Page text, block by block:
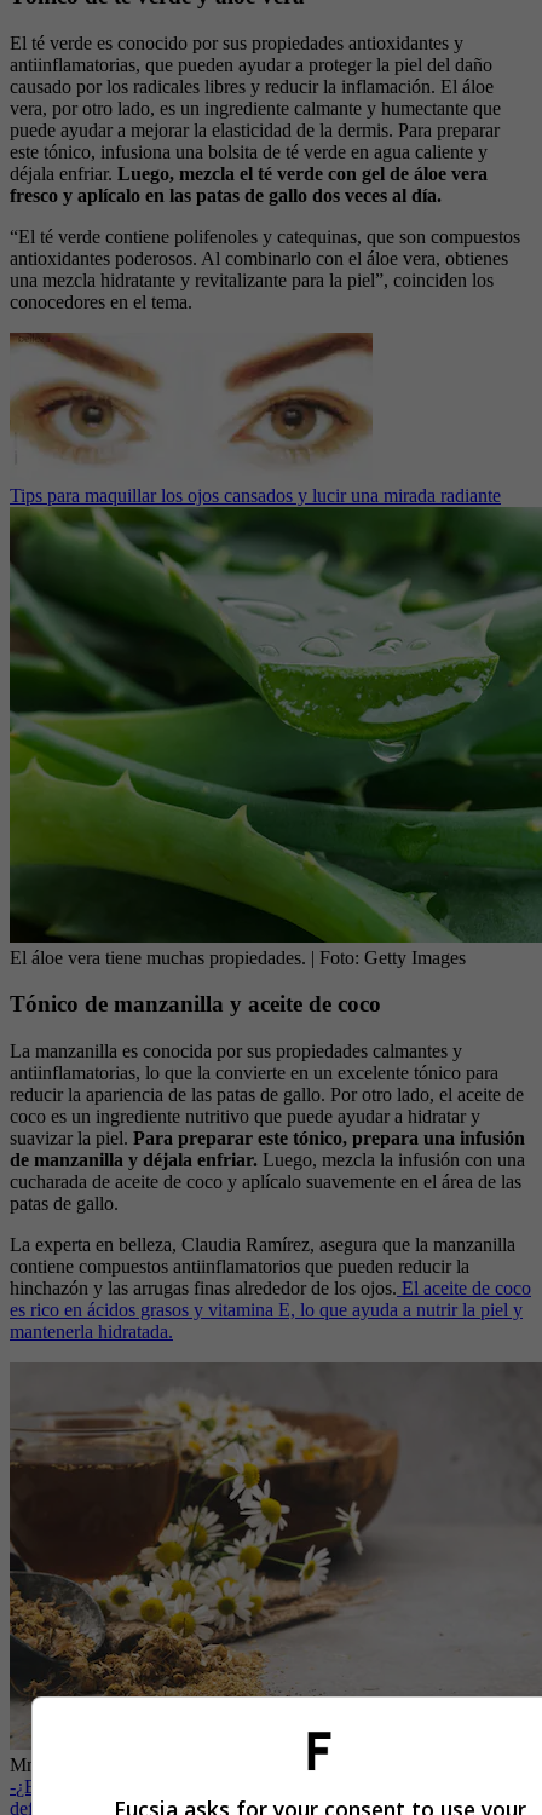
El té verde es conocido por sus propiedades antioxidantes y
antiinflamatorias, que pueden ayudar a proteger la piel del daño
causado por los radicales libres y reducir la inflamación. El áloe
vera, por otro lado, es un ingrediente calmante y humectante que
puede ayudar a mejorar la elasticidad de la dermis. Para preparar
este tónico, infusiona una bolsita de té verde en agua caliente y
déjala enfriar. Luego, mezcla el té verde con gel de áloe vera
fresco y aplícalo en las patas de gallo dos veces al día.
“El té verde contiene polifenoles y catequinas, que son compuestos
antioxidantes poderosos. Al combinarlo con el áloe vera, obtienes
una mezcla hidratante y revitalizante para la piel”, coinciden los
conocedores en el tema.
Tips para maquillar los ojos cansados y lucir una mirada radiante
El áloe vera tiene muchas propiedades. | Foto: Getty Images
Tónico de manzanilla y aceite de coco
La manzanilla es conocida por sus propiedades calmantes y
antiinflamatorias, lo que la convierte en un excelente tónico para
reducir la apariencia de las patas de gallo. Por otro lado, el aceite de
coco es un ingrediente nutritivo que puede ayudar a hidratar y
suavizar la piel. Para preparar este tónico, prepara una infusión
de manzanilla y déjala enfriar. Luego, mezcla la infusión con una
cucharada de aceite de coco y aplícalo suavemente en el área de las
patas de gallo.
La experta en belleza, Claudia Ramírez, asegura que la manzanilla
contiene compuestos antiinflamatorios que pueden reducir la
hinchazón y las arrugas finas alrededor de los ojos. El aceite de coco
es rico en ácidos grasos y vitamina E, lo que ayuda a nutrir la piel y
mantenerla hidratada.
Mnazanilla
-¿En qué orden debes aplicar los productos del skincare? La guía
definitiva
Fucsia asks for your consent to use your